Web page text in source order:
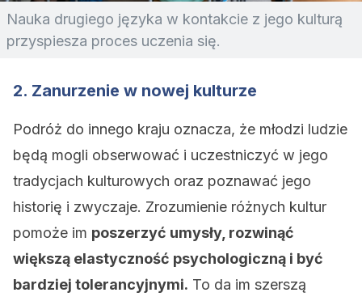
Nauka drugiego języka w kontakcie z jego kulturą
przyspiesza proces uczenia się.
2. Zanurzenie w nowej kulturze
Podróż do innego kraju oznacza, że młodzi ludzie
będą mogli obserwować i uczestniczyć w jego
tradycjach kulturowych oraz poznawać jego
historię i zwyczaje. Zrozumienie różnych kultur
pomoże im poszerzyć umysły, rozwinąć
większą elastyczność psychologiczną i być
bardziej tolerancyjnymi. To da im szerszą